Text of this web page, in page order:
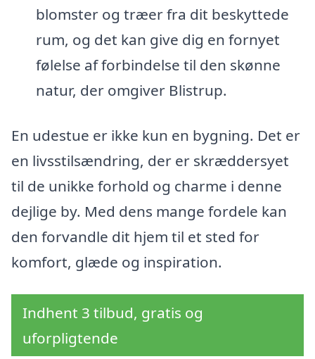
blomster og træer fra dit beskyttede
rum, og det kan give dig en fornyet
følelse af forbindelse til den skønne
natur, der omgiver Blistrup.
En udestue er ikke kun en bygning. Det er
en livsstilsændring, der er skræddersyet
til de unikke forhold og charme i denne
dejlige by. Med dens mange fordele kan
den forvandle dit hjem til et sted for
komfort, glæde og inspiration.
Indhent 3 tilbud, gratis og
uforpligtende